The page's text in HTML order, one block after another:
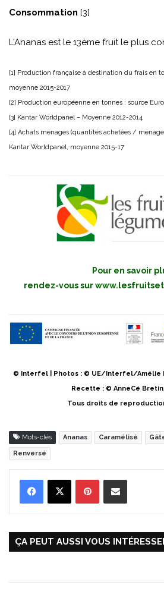
Consommation [3]
L'Ananas est le 13ème fruit le plus
[1] Production française à destination du frais en
moyenne 2015-2017
[2] Production européenne en tonnes : source
[3] Kantar Worldpanel – Moyenne 2012-2014
[4] Achats ménages (quantités achetées /
Kantar Worldpanel, moyenne 2015-17
Pour en savoir
rendez-vous sur
© Interfel | Photos : © UE/Interfel/Amélie
Recette : © AnneCé
Tous droits de
Mots-clés Ananas Caramélisé
Renversé
ÇA PEUT AUSSI VOUS